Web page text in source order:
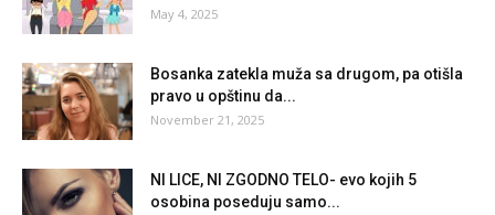
May 4, 2025
Bosanka zatekla muža sa drugom, pa otišla
pravo u opštinu da...
November 21, 2025
NI LICE, NI ZGODNO TELO- evo kojih 5
osobina poseduju samo...